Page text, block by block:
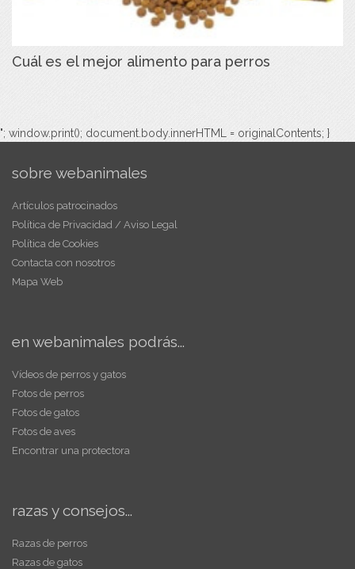
Cuál es el mejor alimento para perros
"; window.print(); document.body.innerHTML = originalContents; }
sobre webanimales
Artículos patrocinados
Política de Privacidad / Aviso Legal
Política de Cookies
Contacta con nosotros
Mapa Web
en webanimales podrás...
Vídeos de perros y gatos
Fotos de perros
Fotos de gatos
Fotos de aves
Encontrar una protectora
razas y consejos...
Razas de perros
Razas de gatos